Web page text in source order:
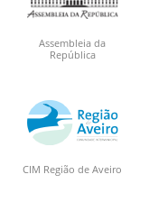
Assembleia da
República
CIM Região de Aveiro